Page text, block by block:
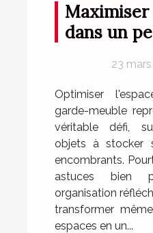
Maximiser
dans un
23
Optimiser
garde-meuble
véritable défi,
objets à stocker
encombrants.
astuces bien
organisation
transformer
espaces en un...